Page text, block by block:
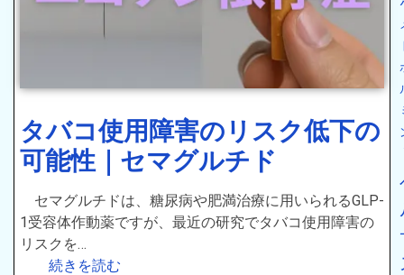
タバコ使用障害のリスク低下の
可能性｜セマグルチド
セマグルチドは、糖尿病や肥満治療に用いられるGLP-
1受容体作動薬ですが、最近の研究でタバコ使用障害の
リスクを…
続きを読む